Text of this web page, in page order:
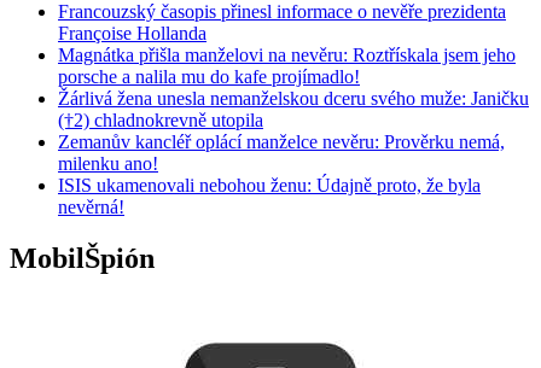
Francouzský časopis přinesl informace o nevěře prezidenta
Françoise Hollanda
Magnátka přišla manželovi na nevěru: Roztřískala jsem jeho
porsche a nalila mu do kafe projímadlo!
Žárlivá žena unesla nemanželskou dceru svého muže: Janičku
(†2) chladnokrevně utopila
Zemanův kancléř oplácí manželce nevěru: Prověrku nemá,
milenku ano!
ISIS ukamenovali nebohou ženu: Údajně proto, že byla
nevěrná!
MobilŠpión